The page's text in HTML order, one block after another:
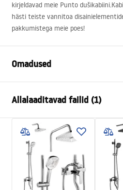
kirjeldavad meie Punto
hästi teiste vannitoa
pakkumistega meie poes!
Omadused
Värv
Kabiini tüüp
Klaasi värvus
Avamismeetod
Paigaldamine
Kõrgus (mm)
Allalaaditavad failid (1)
shower manual
shower manual.pdf